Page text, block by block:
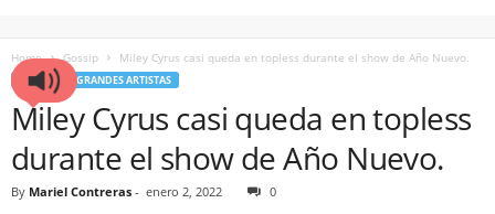
Home Gossip Miley Cyrus casi queda en topless durante el show de Año Nuevo.
GOSSIP GRANDES ARTISTAS
Miley Cyrus casi queda en topless
durante el show de Año Nuevo.
By Mariel Contreras - enero 2, 2022 0